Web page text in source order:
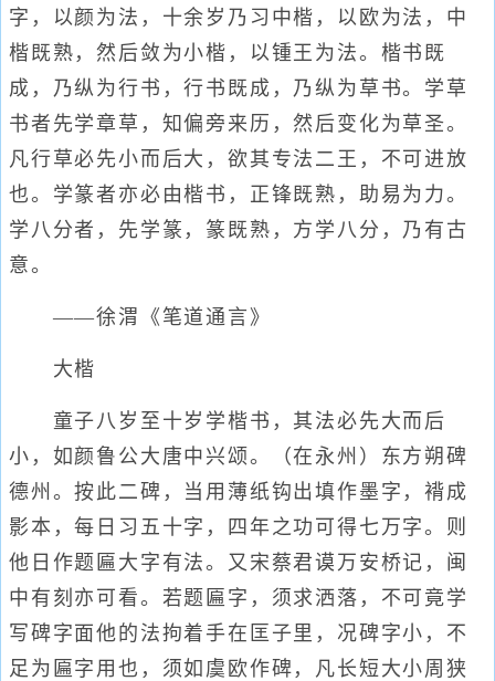
字，以颜为法，十余岁乃习中楷，以欧为法，中
楷既熟，然后敛为小楷，以锺王为法。楷书既
成，乃纵为行书，行书既成，乃纵为草书。学草
书者先学章草，知偏旁来历，然后变化为草圣。
凡行草必先小而后大，欲其专法二王，不可进放
也。学篆者亦必由楷书，正锋既熟，助易为力。
学八分者，先学篆，篆既熟，方学八分，乃有古
意。
——徐渭《笔道通言》
大楷
童子八岁至十岁学楷书，其法必先大而后
小，如颜鲁公大唐中兴颂。（在永州）东方朔碑
德州。按此二碑，当用薄纸钩出填作墨字，褙成
影本，每日习五十字，四年之功可得七万字。则
他日作题匾大字有法。又宋蔡君谟万安桥记，闽
中有刻亦可看。若题匾字，须求洒落，不可竟学
写碑字面他的法拘着手在匡子里，况碑字小，不
足为匾字用也，须如虞欧作碑，凡长短大小周狭